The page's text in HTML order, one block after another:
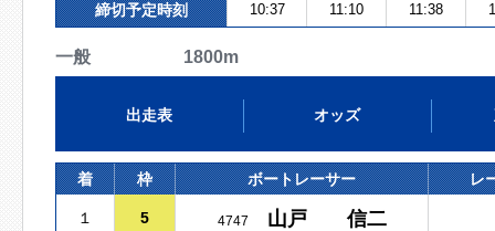
締切予定時刻 10:37 11:10 11:38
一般 1800m
出走表 オッズ
着 枠 ボートレーサー レ
１ 5 4747 山戸 信二